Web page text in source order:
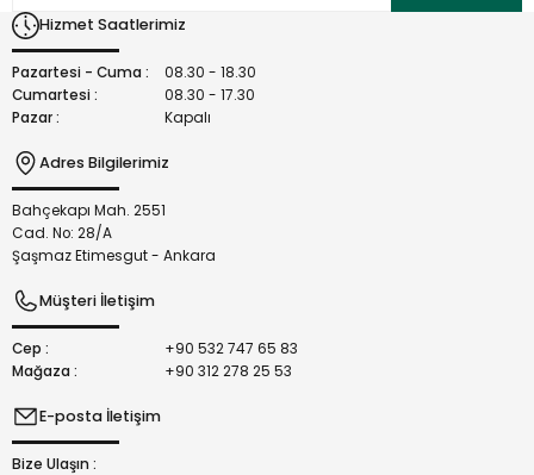
Bu ürüne benzer farklı alternatifler olmalı.
Hizmet Saatlerimiz
Pazartesi - Cuma :
08.30 - 18.30
Cumartesi :
08.30 - 17.30
Pazar :
Kapalı
Adres Bilgilerimiz
Bahçekapı Mah. 2551
Cad. No: 28/A
Şaşmaz Etimesgut - Ankara
Müşteri İletişim
Cep :
+90 532 747 65 83
Mağaza :
+90 312 278 25 53
E-posta İletişim
Bize Ulaşın :